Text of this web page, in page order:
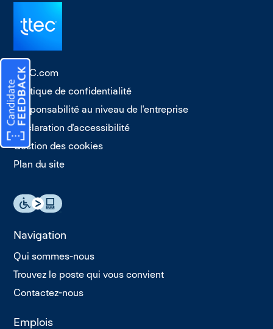
TTEC.com
Politique de confidentialité
Responsabilité au niveau de l'entreprise
Déclaration d'accessibilité
Gestion des cookies
Plan du site
Navigation
Qui sommes-nous
Trouvez le poste qui vous convient
Contactez-nous
Emplois